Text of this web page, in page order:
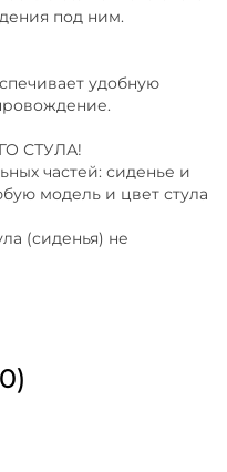
под ним.
удобную
СТУЛА!
частей: сиденье и
модель и цвет стула
(сиденья) не